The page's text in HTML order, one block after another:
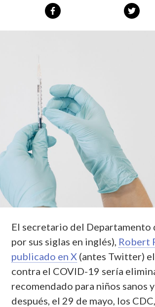
El secretario del Departamento
por sus siglas en inglés), Robert
publicado en X (antes Twitter)
contra el COVID-19 sería
recomendado para niños sanos
después, el 29 de mayo, los